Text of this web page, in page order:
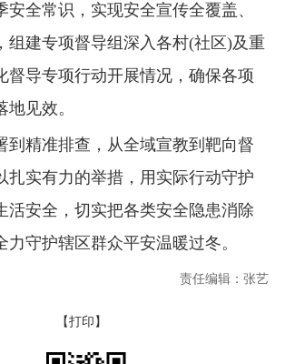
安全常识，实现安全宣传全覆盖、
组建专项督导组深入各村(社区)及重
督导专项行动开展情况，确保各项
见效。
到精准排查，从全域宣教到靶向督
扎实有力的举措，用实际行动守护
活安全，切实把各类安全隐患消除
力守护辖区群众平安温暖过冬。
责任编辑：张艺
【打印】